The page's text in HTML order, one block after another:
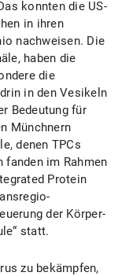
konnten die US-
in ihren
nachweisen. Die
haben die
die
in den Vesikeln
Bedeutung für
Münchnern
denen TPCs
fanden im Rahmen
Protein
der Körper-
statt.
zu bekämpfen,